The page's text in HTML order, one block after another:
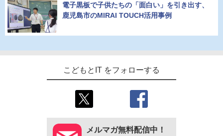
電子黒板で子供たちの「面白い」を引き出す、
鹿児島市のMIRAI TOUCH活用事例
こどもとIT をフォローする
メルマガ無料配信中！